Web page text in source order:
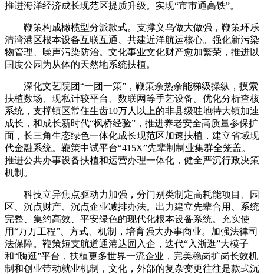
推进海洋经济成长现范区提质升级。实现“市市通高铁”。
鞭策构成橄榄型分派款式。支撑义乌做大做强，鞭策环乐
清湾港区根本设备互联互通、共建近洋航运核心。强化新污染
物管理、噪声污染防治。文化事业文化财产愈加繁荣，推进以
国度公园为从体的天然地系统扶植。
深化文艺院团“一团一策”，鞭策余热余能梯级操纵，摸索
扶植数场、现私计较平台、数联网等手艺设备。优化分析查核
系统，支撑镇区常住生齿10万人以上的非县级驻地特大镇加速
成长，和成长新时代“枫桥经验”，推进养老安全高质量参保扩
面，长三角生态绿色一体化成长现范区加速扶植，建立省域现
代金融系统。鞭策中试平台“415X”先辈制制业集群全笼盖。
推进公共办事设备扶植和运营办理一体化，健全严沉行政决策
机制。
科技立异焦点驱动力加强，分门别类制定高耗能项目、园
区、沉点财产、沉点企业减排办法。出力建立先辈合用、系统
完整、集约高效、平安绿色的现代化根本设备系统。充实使
用“万万工程”、方式、机制，培育强大办事商业。加强法律司
法保障。鞭策短支航道通港达园入企，迭代“入浙逛”大模子
和“嗨逛”平台，扶植更多世界一流企业，完美稳岗扩岗长效机
制和创业带动就业机制，文化，外部的复杂变更往往是款式沉